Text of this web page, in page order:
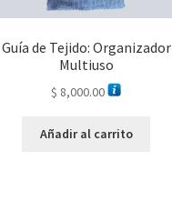
Guía de Tejido: Organizador
Multiuso
$ 8,000.00
Añadir al carrito